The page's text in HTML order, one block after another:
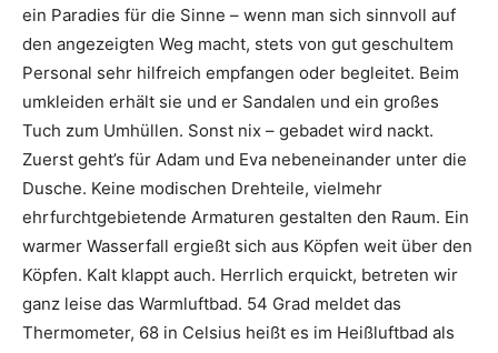
ein Paradies für die Sinne – wenn man sich sinnvoll auf
den angezeigten Weg macht, stets von gut geschultem
Personal sehr hilfreich empfangen oder begleitet. Beim
umkleiden erhält sie und er Sandalen und ein großes
Tuch zum Umhüllen. Sonst nix – gebadet wird nackt.
Zuerst geht’s für Adam und Eva nebeneinander unter die
Dusche. Keine modischen Drehteile, vielmehr
ehrfurchtgebietende Armaturen gestalten den Raum. Ein
warmer Wasserfall ergießt sich aus Köpfen weit über den
Köpfen. Kalt klappt auch. Herrlich erquickt, betreten wir
ganz leise das Warmluftbad. 54 Grad meldet das
Thermometer, 68 in Celsius heißt es im Heißluftbad als